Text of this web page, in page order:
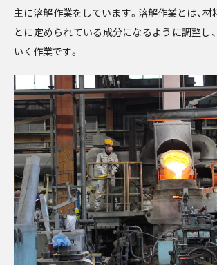
主に溶解作業をしています。溶解作業とは、材
とに定められている成分になるように調整し
いく作業です。